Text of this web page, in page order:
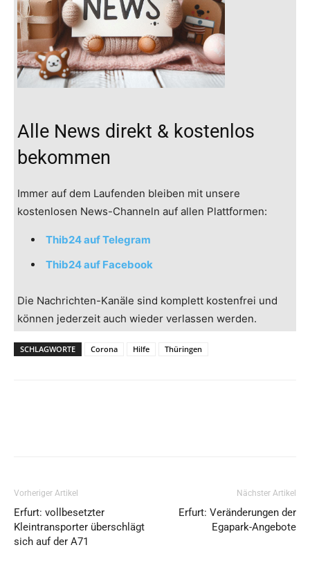
Alle News direkt & kostenlos
bekommen
Immer auf dem Laufenden bleiben mit unsere
kostenlosen News-Channeln auf allen Plattformen:
Thib24 auf Telegram
Thib24 auf Facebook
Die Nachrichten-Kanäle sind komplett kostenfrei und
können jederzeit auch wieder verlassen werden.
SCHLAGWORTE Corona Hilfe Thüringen
Vorheriger Artikel
Erfurt: vollbesetzter
Kleintransporter überschlägt
sich auf der A71
Nächster Artikel
Erfurt: Veränderungen der
Egapark-Angebote